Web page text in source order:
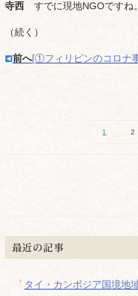
寺西 すでに現地NGOですね。
（続く）
前へ[①フィリピンのコロナ
1 2
最近の記事
タイ・カンボジア国境地